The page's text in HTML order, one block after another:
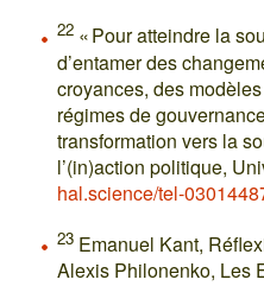
22 « Pour atteindre la
d’entamer des
croyances, des
régimes de
transformation vers la
l’(in)action politique,
hal.science/tel-
23 Emanuel Kant,
Alexis Philonenko, Les